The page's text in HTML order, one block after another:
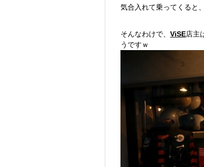
気合入れて乗ってくると
そんなわけで、 ViSE店主
うですｗ